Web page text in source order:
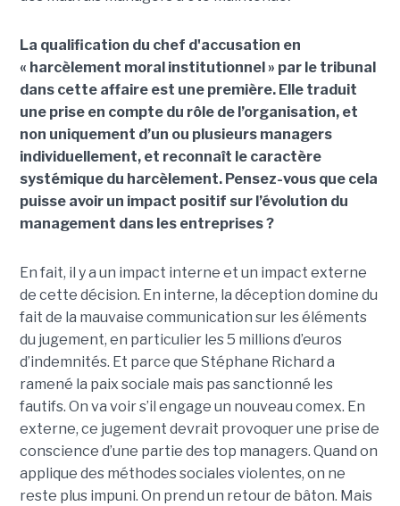
La qualification du chef d'accusation en
« harcèlement moral institutionnel » par le tribunal
dans cette affaire est une première. Elle traduit
une prise en compte du rôle de l’organisation, et
non uniquement d’un ou plusieurs managers
individuellement, et reconnaît le caractère
systémique du harcèlement. Pensez-vous que cela
puisse avoir un impact positif sur l’évolution du
management dans les entreprises ?
En fait, il y a un impact interne et un impact externe
de cette décision. En interne, la déception domine du
fait de la mauvaise communication sur les éléments
du jugement, en particulier les 5 millions d’euros
d’indemnités. Et parce que Stéphane Richard a
ramené la paix sociale mais pas sanctionné les
fautifs. On va voir s’il engage un nouveau comex. En
externe, ce jugement devrait provoquer une prise de
conscience d’une partie des top managers. Quand on
applique des méthodes sociales violentes, on ne
reste plus impuni. On prend un retour de bâton. Mais